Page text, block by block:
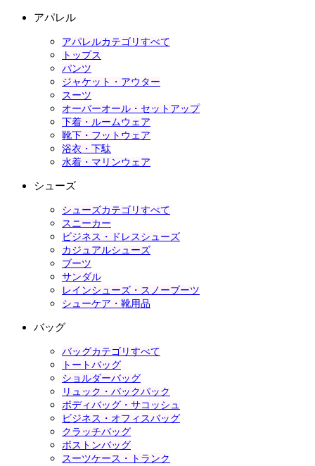
アパレル
アパレルカテゴリすべて
トップス
パンツ
ジャケット・アウター
スーツ
オーバーオール・セットアップ
下着・ルームウェア
靴下・フットウェア
浴衣・下駄
水着・マリンウェア
シューズ
シューズカテゴリすべて
スニーカー
ビジネス・ドレスシューズ
カジュアルシューズ
ブーツ
サンダル
レインシューズ・スノーブーツ
シューケア・靴用品
バッグ
バッグカテゴリすべて
トートバッグ
ショルダーバッグ
リュック・バックパック
ボディバッグ・サコッシュ
ビジネス・オフィスバッグ
クラッチバッグ
ボストンバッグ
スーツケース・トランク